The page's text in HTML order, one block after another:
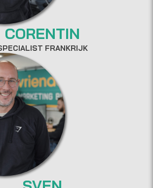
CORENTIN
FRANKRIJK